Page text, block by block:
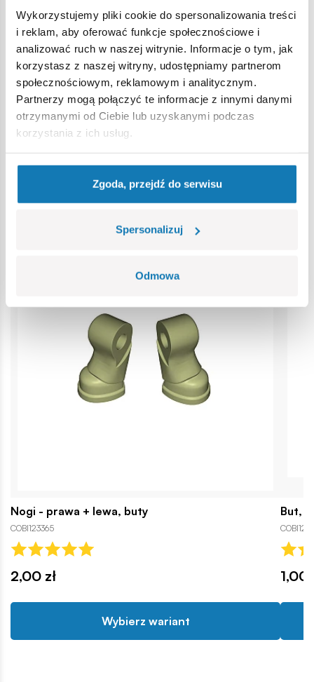
Wykorzystujemy pliki cookie do spersonalizowania treści
i reklam, aby oferować funkcje społecznościowe i
analizować ruch w naszej witrynie. Informacje o tym, jak
korzystasz z naszej witryny, udostępniamy partnerom
społecznościowym, reklamowym i analitycznym.
Partnerzy mogą połączyć te informacje z innymi danymi
otrzymanymi od Ciebie lub uzyskanymi podczas
korzystania z ich usług.
Zgoda, przejdź do serwisu
Spersonalizuj
Odmowa
Ostrzeżenie
Nieodpowiednie dla dzieci w wieku poniżej 3 lat. Zawiera
małe części, które mogą zostać połknięte lub wchłonięte
(ryzyko zadławienia). Zalecamy zachowanie opakowania w
celach informacyjnych. Zachowuje się prawo do zmiany
kolorów i szczegółów technicznych.
Bestsellery w kategorii
Nogi - prawa + lewa, buty
COBI123365
2,00 zł
Wybierz wariant
But,
1,00